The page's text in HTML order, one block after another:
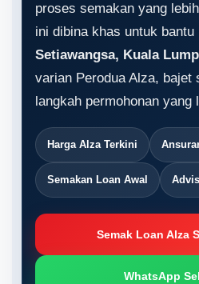
proses semakan yang
ini dibina khas untuk bantu
Setiawangsa, Kuala
varian Perodua Alza, bajet
langkah permohonan yang
Harga Alza Terkini
Semakan Loan Awal
Semak Loan Alza
WhatsApp